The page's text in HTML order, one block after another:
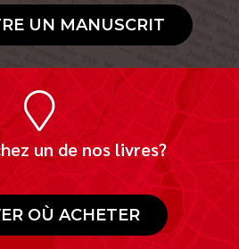
UN MANUSCRIT
un de nos livres?
OÙ ACHETER